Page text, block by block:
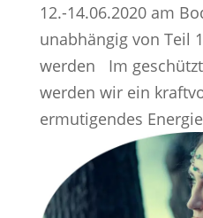
12.-14.06.2020 am
unabhängig von Teil
werden Im
werden wir ein
ermutigendes